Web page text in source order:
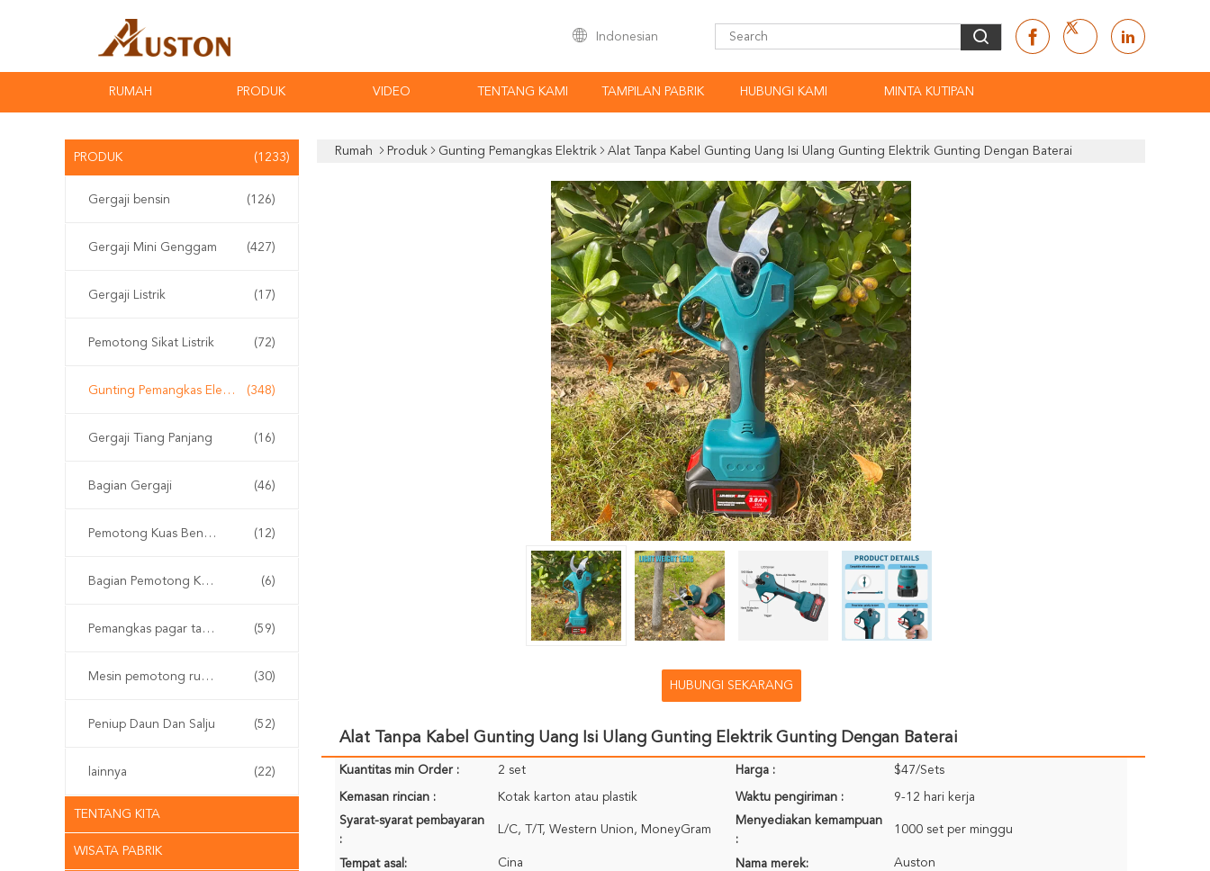
Indonesian
RUMAH PRODUK VIDEO TENTANG KAMI TAMPILAN PABRIK HUBUNGI KAMI MINTA KUTIPAN
PRODUK (1233)
Gergaji bensin (126)
Gergaji Mini Genggam (427)
Gergaji Listrik (17)
Pemotong Sikat Listrik (72)
Gunting Pemangkas Elektrik (348)
Gergaji Tiang Panjang (16)
Bagian Gergaji (46)
Pemotong Kuas Bensin (12)
Bagian Pemotong Kuas (6)
Pemangkas pagar tanpa kabel (59)
Mesin pemotong rumput (30)
Peniup Daun Dan Salju (52)
lainnya (22)
TENTANG KITA
WISATA PABRIK
Rumah Produk Gunting Pemangkas Elektrik Alat Tanpa Kabel Gunting Uang Isi Ulang Gunting Elektrik Gunting Dengan Baterai
HUBUNGI SEKARANG
Alat Tanpa Kabel Gunting Uang Isi Ulang Gunting Elektrik Gunting Dengan Baterai
Kuantitas min Order : 2 set Harga : $47/Sets
Kemasan rincian : Kotak karton atau plastik Waktu pengiriman :
9-12 hari kerja
Syarat-syarat pembayaran
:
L/C, T/T, Western Union, MoneyGram
Menyediakan kemampuan
:
1000 set per minggu
Tempat asal: Cina Nama merek: Auston